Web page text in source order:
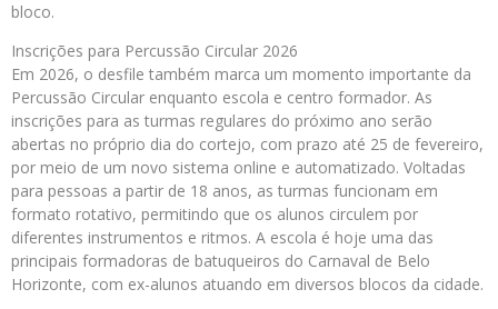
bloco.
Inscrições para Percussão Circular 2026
Em 2026, o desfile também marca um momento importante da
Percussão Circular enquanto escola e centro formador. As
inscrições para as turmas regulares do próximo ano serão
abertas no próprio dia do cortejo, com prazo até 25 de fevereiro,
por meio de um novo sistema online e automatizado. Voltadas
para pessoas a partir de 18 anos, as turmas funcionam em
formato rotativo, permitindo que os alunos circulem por
diferentes instrumentos e ritmos. A escola é hoje uma das
principais formadoras de batuqueiros do Carnaval de Belo
Horizonte, com ex-alunos atuando em diversos blocos da cidade.